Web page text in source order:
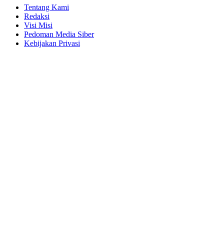
Tentang Kami
Redaksi
Visi Misi
Pedoman Media Siber
Kebijakan Privasi